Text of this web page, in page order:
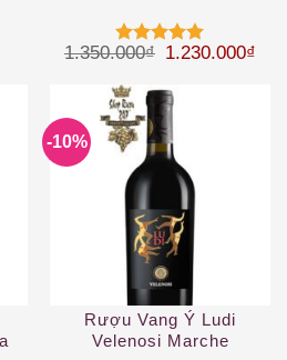
575.000₫.
Giá hiện tại là: 500.000₫.
Được xếp
sao
1.350.000₫ Giá gốc là:
1.230.000₫
-10%
Rượu Vang Ý Ludi
Velenosi Marche